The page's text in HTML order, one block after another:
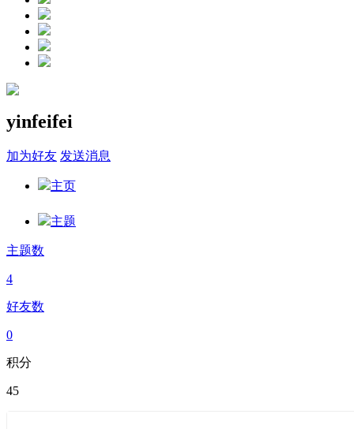
yinfeifei
加为好友 发送消息
主页
主题
主题数
4
好友数
0
积分
45